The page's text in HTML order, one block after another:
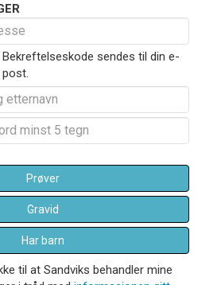
Bekreftelseskode sendes til din e-
post.
Prøver
Gravid
Har barn
til at Sandviks behandler mine